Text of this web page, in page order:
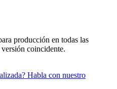
producción en todas las
coincidente.
Habla con nuestro